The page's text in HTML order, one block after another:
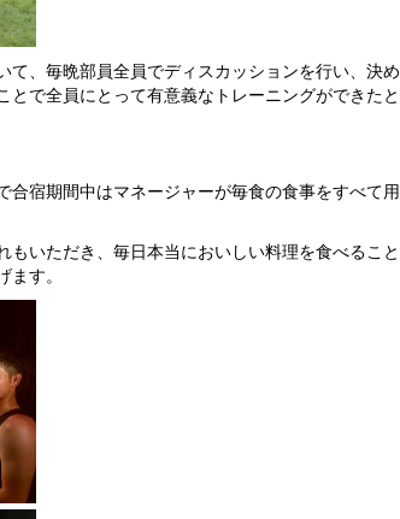
て、毎晩部員全員でディスカッションを行い、決め
で全員にとって有意義なトレーニングができたと
宿期間中はマネージャーが毎食の食事をすべて用
いただき、毎日本当においしい料理を食べること
す。